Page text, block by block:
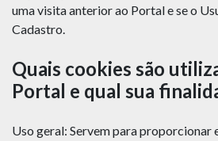
uma visita anterior ao Portal e se o
Cadastro.
Quais cookies são
Portal e qual sua
Uso geral: Servem para proporcionar